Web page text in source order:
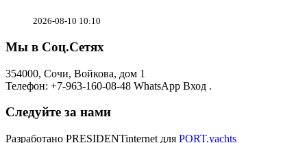
2026-08-10 10:10
Мы в Соц.Сетях
354000, Сочи, Войкова, дом 1
Телефон: +7-963-160-08-48 WhatsApp Вход .
Следуйте за нами
Разработано PRESIDENTinternet для PORT.yachts